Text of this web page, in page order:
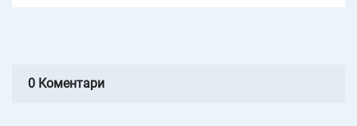
0 Коментари